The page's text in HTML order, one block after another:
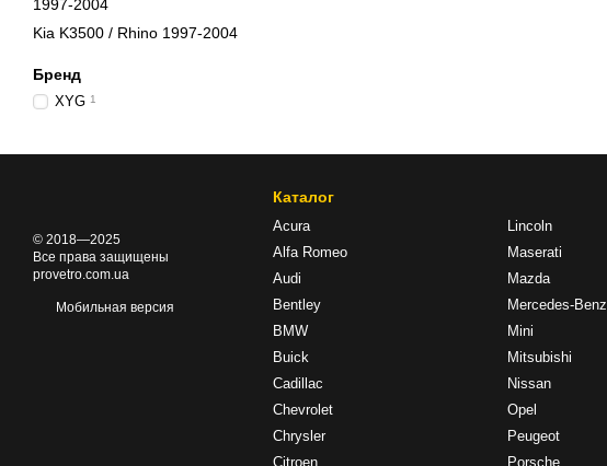
1997-2004
Kia K3500 / Rhino 1997-2004
Бренд
XYG 1
© 2018—2025
Все права защищены
provetro.com.ua
Мобильная версия
Каталог
Acura
Alfa Romeo
Audi
Bentley
BMW
Buick
Cadillac
Chevrolet
Chrysler
Citroen
Lincoln
Maserati
Mazda
Mercedes-Benz
Mini
Mitsubishi
Nissan
Opel
Peugeot
Porsche